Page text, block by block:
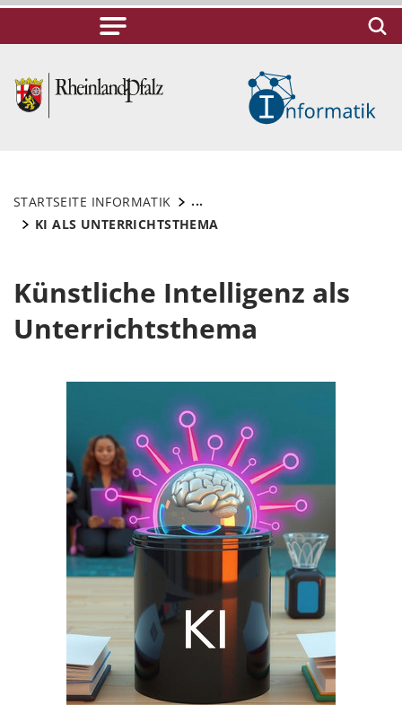
STARTSEITE INFORMATIK
...
KI ALS UNTERRICHTSTHEMA
Künstliche Intelligenz als
Unterrichtsthema